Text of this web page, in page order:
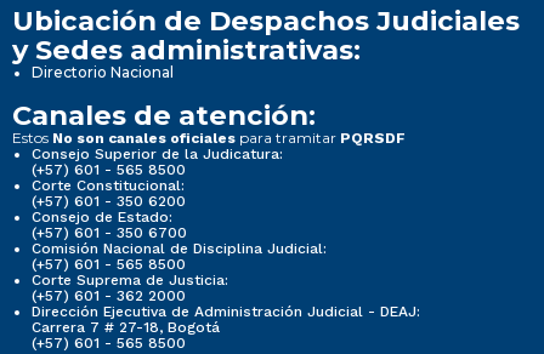
Ubicación de Despachos Judiciales
y Sedes administrativas:
Directorio Nacional
Canales de atención:
Estos No son canales oficiales para tramitar PQRSDF
Consejo Superior de la Judicatura:
(+57) 601 - 565 8500
Corte Constitucional:
(+57) 601 - 350 6200
Consejo de Estado:
(+57) 601 - 350 6700
Comisión Nacional de Disciplina Judicial:
(+57) 601 - 565 8500
Corte Suprema de Justicia:
(+57) 601 - 362 2000
Dirección Ejecutiva de Administración Judicial - DEAJ:
Carrera 7 # 27-18, Bogotá
(+57) 601 - 565 8500